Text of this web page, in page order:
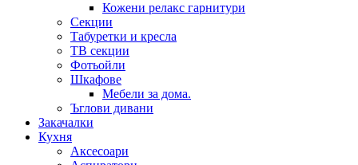
Кожени релакс гарнитури
Секции
Табуретки и кресла
ТВ секции
Фотьойли
Шкафове
Мебели за дома.
Ъглови дивани
Закачалки
Кухня
Аксесоари